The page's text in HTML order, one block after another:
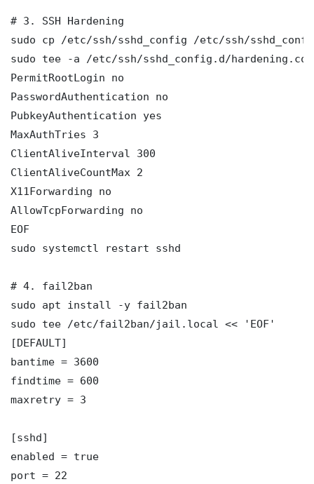
# 3. SSH Hardening
sudo cp /etc/ssh/sshd_config /etc/ssh/
sudo tee -a /etc/ssh/sshd_config.d/
PermitRootLogin no
PasswordAuthentication no
PubkeyAuthentication yes
MaxAuthTries 3
ClientAliveInterval 300
ClientAliveCountMax 2
X11Forwarding no
AllowTcpForwarding no
EOF
sudo systemctl restart sshd
# 4. fail2ban
sudo apt install -y fail2ban
sudo tee /etc/fail2ban/jail.local << 'EOF'
[DEFAULT]
bantime = 3600
findtime = 600
maxretry = 3
[sshd]
enabled = true
port = 22